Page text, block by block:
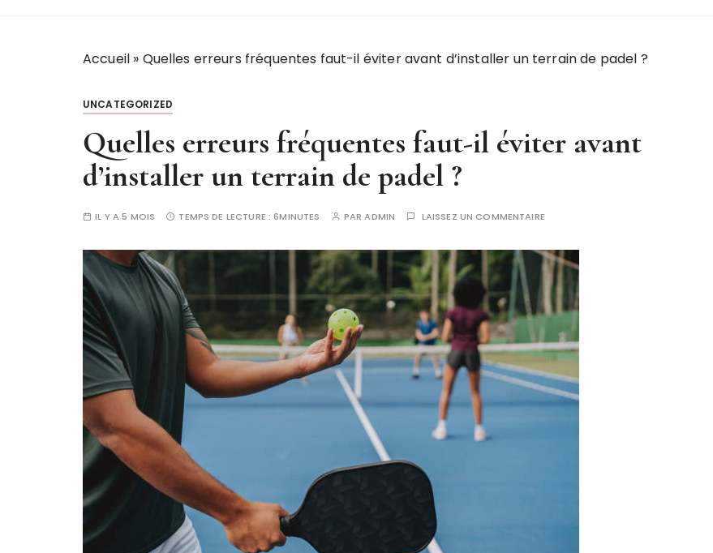
Accueil » Quelles erreurs fréquentes faut-il éviter avant d’installer un terrain de padel ?
UNCATEGORIZED
Quelles erreurs fréquentes faut-il éviter avant
d’installer un terrain de padel ?
IL Y A 5 MOIS TEMPS DE LECTURE :6MINUTES PARADMIN LAISSEZ UN COMMENTAIRE